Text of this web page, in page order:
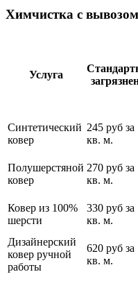
Химчистка с вывозом
Услуга
Синтетический
ковер
245 руб за
кв. м.
Полушерстяной
ковер
270 руб за
кв. м.
Ковер из 100%
шерсти
330 руб за
кв. м.
Дизайнерский
ковер ручной
работы
620 руб за
кв. м.